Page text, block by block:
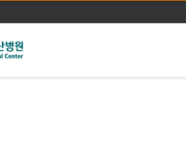
주메뉴바로가기
본문바로가기